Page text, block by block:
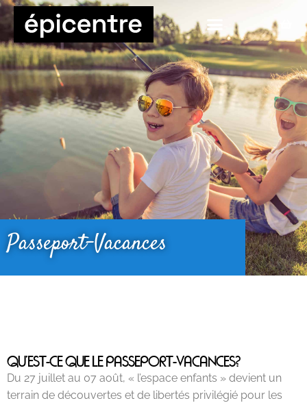
Passeport-Vacances
QU'EST-CE QUE LE PASSEPORT-VACANCES?
Du 27 juillet au 07 août, « l’espace enfants » devient un
terrain de découvertes et de libertés privilégié pour les